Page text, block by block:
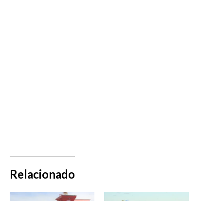
Relacionado